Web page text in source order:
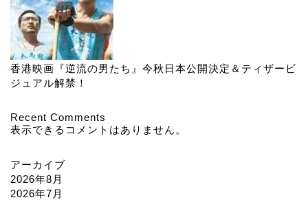
香港映画『逆流の男たち』今秋日本公開決定＆ティザービ
ジュアル解禁！
Recent Comments
表示できるコメントはありません。
アーカイブ
2026年8月
2026年7月